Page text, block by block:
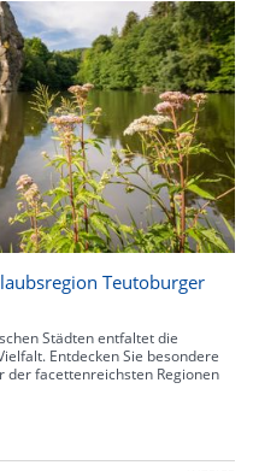
Teutoburger
Städten entfaltet die
Entdecken Sie besondere
der facettenreichsten Regionen